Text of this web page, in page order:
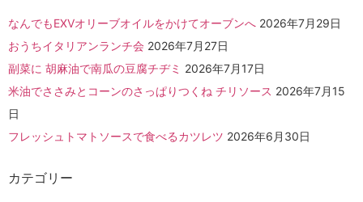
なんでもEXVオリーブオイルをかけてオーブンへ 2026年7月29日
おうちイタリアンランチ会 2026年7月27日
副菜に 胡麻油で南瓜の豆腐チヂミ 2026年7月17日
米油でささみとコーンのさっぱりつくね チリソース 2026年7月15
日
フレッシュトマトソースで食べるカツレツ 2026年6月30日
カテゴリー